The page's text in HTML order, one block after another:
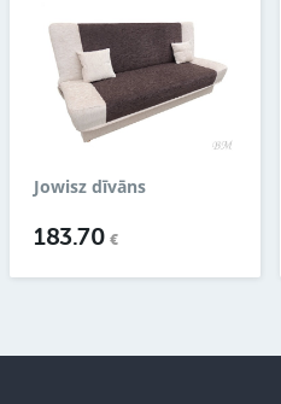
Jowisz dīvāns
183.70€